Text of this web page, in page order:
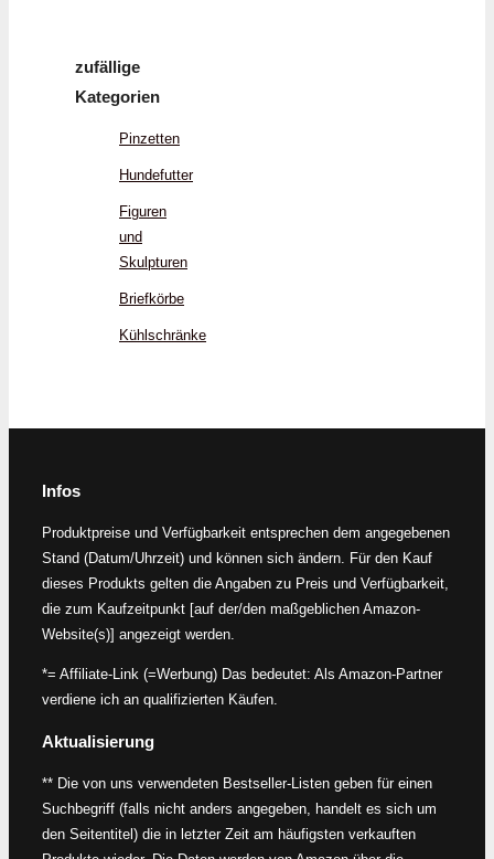
zufällige
Kategorien
Pinzetten
Hundefutter
Figuren
und
Skulpturen
Briefkörbe
Kühlschränke
Infos
Produktpreise und Verfügbarkeit entsprechen dem angegebenen
Stand (Datum/Uhrzeit) und können sich ändern. Für den Kauf
dieses Produkts gelten die Angaben zu Preis und Verfügbarkeit,
die zum Kaufzeitpunkt [auf der/den maßgeblichen Amazon-
Website(s)] angezeigt werden.
*= Affiliate-Link (=Werbung) Das bedeutet: Als Amazon-Partner
verdiene ich an qualifizierten Käufen.
Aktualisierung
** Die von uns verwendeten Bestseller-Listen geben für einen
Suchbegriff (falls nicht anders angegeben, handelt es sich um
den Seitentitel) die in letzter Zeit am häufigsten verkauften